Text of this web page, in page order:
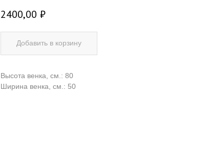
2400,00 ₽
Добавить в корзину
Высота венка, см.: 80
Ширина венка, см.: 50